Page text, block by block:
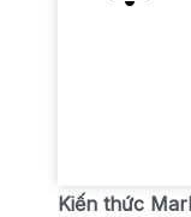
Kiến thức